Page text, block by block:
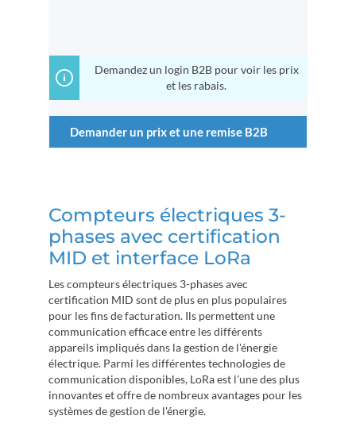
Demandez un login B2B pour voir les prix
et les rabais.
Demander un prix et une remise B2B
Compteurs électriques 3-
phases avec certification
MID et interface LoRa
Les compteurs électriques 3-phases avec
certification MID sont de plus en plus populaires
pour les fins de facturation. Ils permettent une
communication efficace entre les différents
appareils impliqués dans la gestion de l'énergie
électrique. Parmi les différentes technologies de
communication disponibles, LoRa est l'une des plus
innovantes et offre de nombreux avantages pour les
systèmes de gestion de l'énergie.